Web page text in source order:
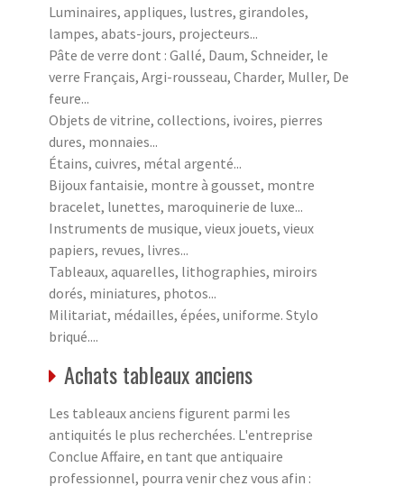
Luminaires, appliques, lustres, girandoles,
lampes, abats-jours, projecteurs...
Pâte de verre dont : Gallé, Daum, Schneider, le
verre Français, Argi-rousseau, Charder, Muller, De
feure...
Objets de vitrine, collections, ivoires, pierres
dures, monnaies...
Étains, cuivres, métal argenté...
Bijoux fantaisie, montre à gousset, montre
bracelet, lunettes, maroquinerie de luxe...
Instruments de musique, vieux jouets, vieux
papiers, revues, livres...
Tableaux, aquarelles, lithographies, miroirs
dorés, miniatures, photos...
Militariat, médailles, épées, uniforme. Stylo
briqué....
Achats tableaux anciens
Les tableaux anciens figurent parmi les
antiquités le plus recherchées. L'entreprise
Conclue Affaire, en tant que antiquaire
professionnel, pourra venir chez vous afin :